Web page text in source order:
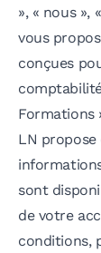
», « nous »,
vous
conçues
Formations
LN
sont
de votre
conditions,